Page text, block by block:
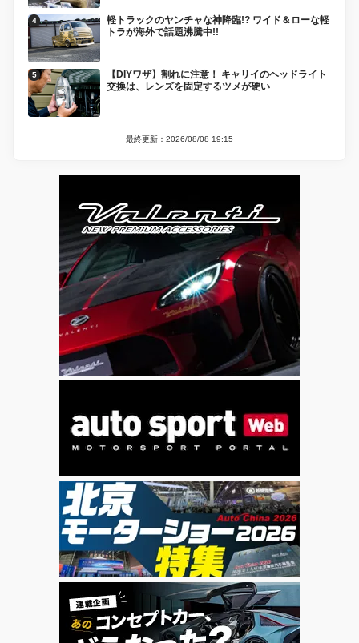
軽トラックのヤンチャな神降臨!? ワイド＆ローな軽
トラが海外で話題沸騰中!!
【DIYワザ】割れに注意！ キャリイのヘッドライト
交換は、レンズを固定するツメが硬い
最終更新：2026/08/08 19:15